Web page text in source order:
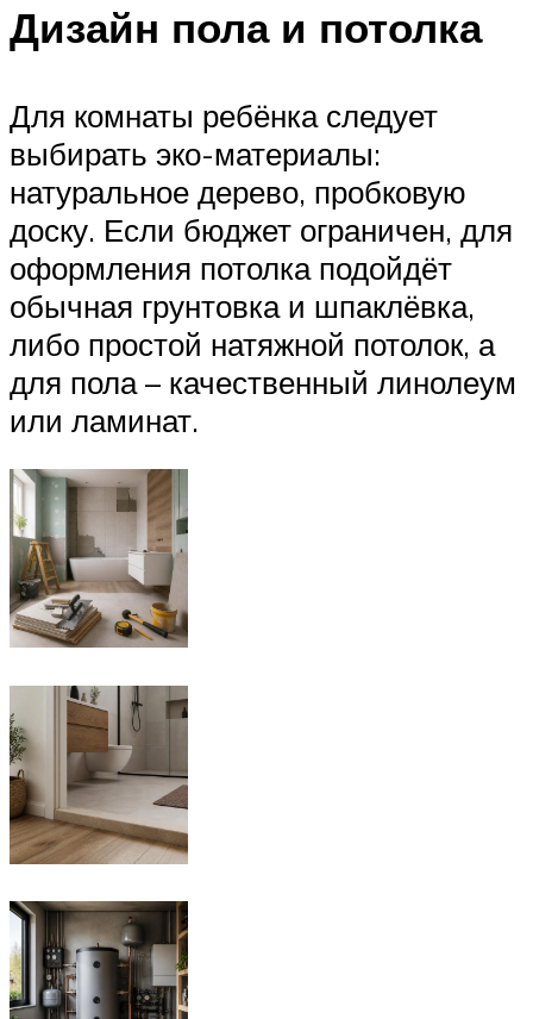
Дизайн пола и потолка
Для комнаты ребёнка следует
выбирать эко-материалы:
натуральное дерево, пробковую
доску. Если бюджет ограничен, для
оформления потолка подойдёт
обычная грунтовка и шпаклёвка,
либо простой натяжной потолок, а
для пола – качественный линолеум
или ламинат.